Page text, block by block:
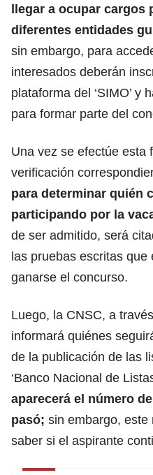
llegar a ocupar cargos
diferentes entidades
sin embargo, para
interesados deberán
plataforma del ‘SIMO’ y
para formar parte del
Una vez se efectúe esta
verificación
para determinar quién
participando por la
de ser admitido, será
las pruebas escritas que
ganarse el concurso.
Luego, la CNSC, a
informará quiénes
de la publicación de las
‘Banco Nacional de
aparecerá el número
pasó; sin embargo, este
saber si el aspirante